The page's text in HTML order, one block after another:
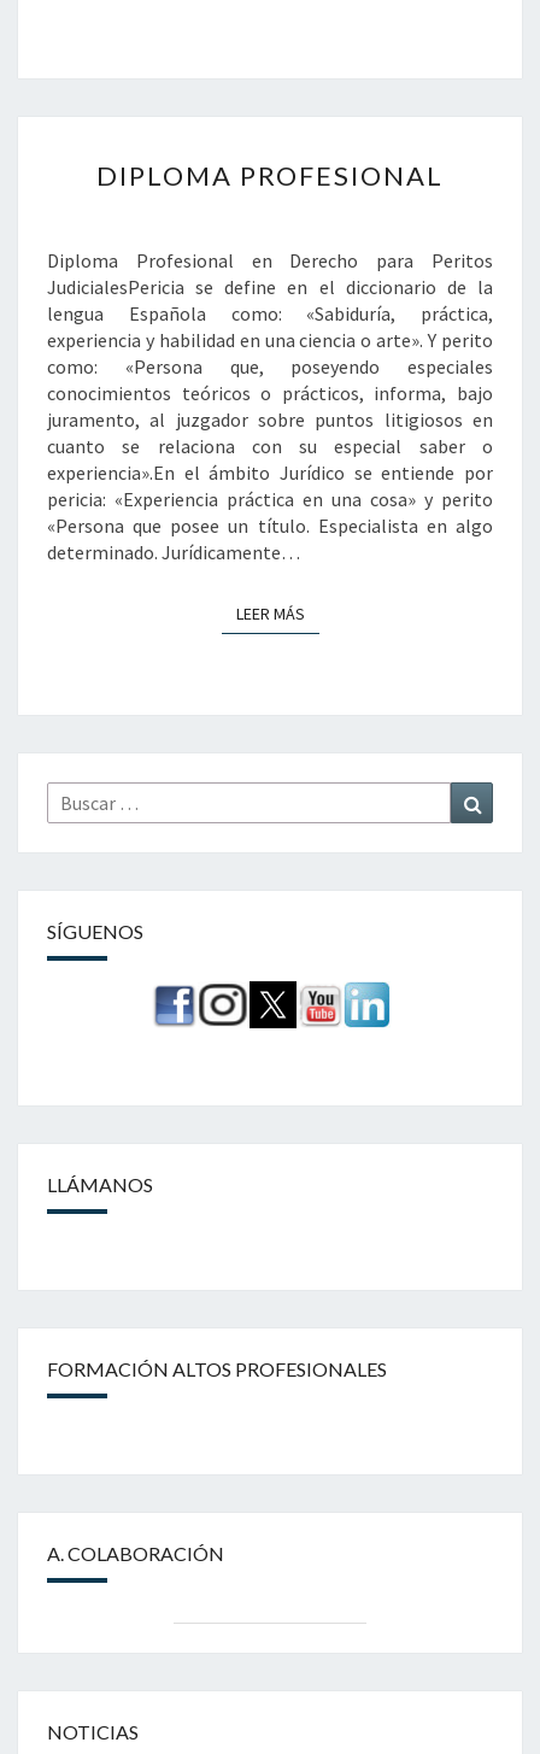
PROFESIONAL
DIPLOMA PROFESIONAL
Diploma Profesional en Derecho para Peritos
JudicialesPericia se define en el diccionario de la
lengua Española como: «Sabiduría, práctica,
experiencia y habilidad en una ciencia o arte». Y perito
como: «Persona que, poseyendo especiales
conocimientos teóricos o prácticos, informa, bajo
juramento, al juzgador sobre puntos litigiosos en
cuanto se relaciona con su especial saber o
experiencia».En el ámbito Jurídico se entiende por
pericia: «Experiencia práctica en una cosa» y perito
«Persona que posee un título. Especialista en algo
determinado. Jurídicamente…
LEER MÁSLEER MÁS
Buscar
por:
SÍGUENOS
LLÁMANOS
FORMACIÓN ALTOS PROFESIONALES
A. COLABORACIÓN
NOTICIAS